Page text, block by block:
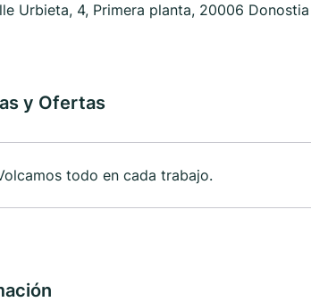
Urbieta, 4, Primera planta, 20006 Donostia
y Ofertas
todo en cada trabajo.